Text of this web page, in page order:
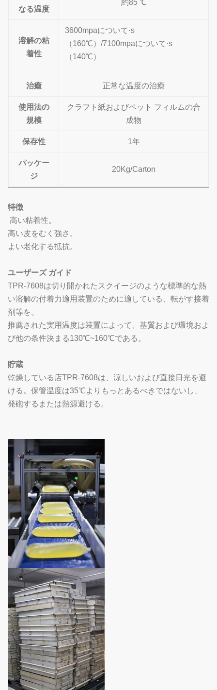
なる温度
約85 ℃
溶解の粘
着性
3600mpaについて·s
（160℃）/7100mpaについて·s
（140℃）
治癒 正常な温度の治癒
使用法の
規模
クラフト紙およびペット フィルムの合
成物
保存性 1年
パッケー
ジ
20Kg/Carton
特徴
高い粘着性。
高い皮をむく強さ。
よい老化する抵抗。
ユーザーズ ガイド
TPR-7608は切り開かれたスクイージのような標準的な熱
い溶解の付着力適用装置のために適している、転がす接着
剤等を。
推薦された実用温度は装置によって、基質および環境およ
び他の条件決まる130℃~160℃である。
貯蔵
乾燥している店TPR-7608は、涼しいおよび直接日光を避
ける。保管温度は35℃よりもっとあるべきではないし、
発砲するまたは熱源避ける。